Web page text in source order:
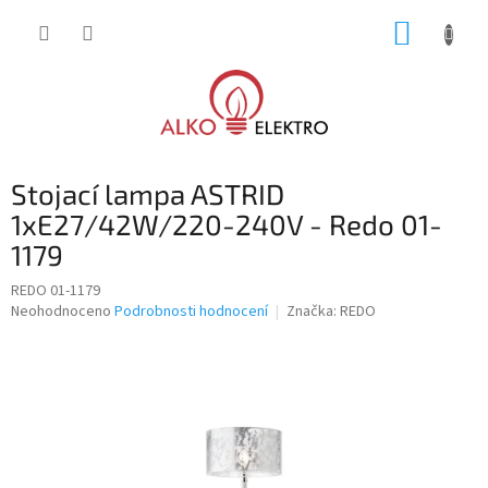
Stojací lampa ASTRID
1xE27/42W/220-240V - Redo 01-
1179
REDO 01-1179
Průměrné
Neohodnoceno Podrobnosti hodnocení Značka: REDO